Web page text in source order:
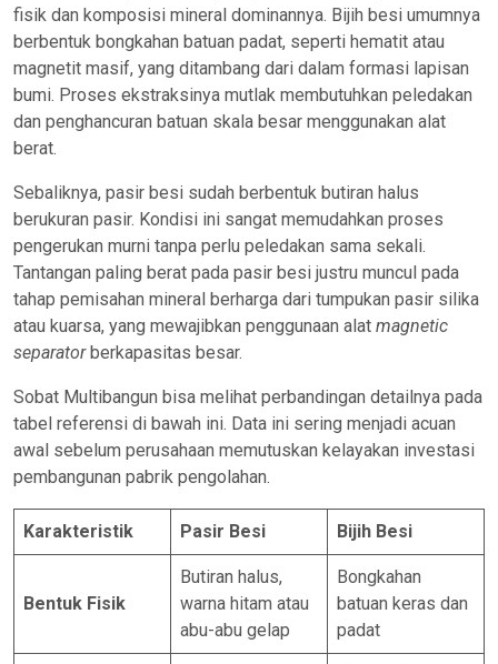
fisik dan komposisi mineral dominannya. Bijih besi umumnya
berbentuk bongkahan batuan padat, seperti hematit atau
magnetit masif, yang ditambang dari dalam formasi lapisan
bumi. Proses ekstraksinya mutlak membutuhkan peledakan
dan penghancuran batuan skala besar menggunakan alat
berat.
Sebaliknya, pasir besi sudah berbentuk butiran halus
berukuran pasir. Kondisi ini sangat memudahkan proses
pengerukan murni tanpa perlu peledakan sama sekali.
Tantangan paling berat pada pasir besi justru muncul pada
tahap pemisahan mineral berharga dari tumpukan pasir silika
atau kuarsa, yang mewajibkan penggunaan alat magnetic
separatorberkapasitas besar.
Sobat Multibangun bisa melihat perbandingan detailnya pada
tabel referensi di bawah ini. Data ini sering menjadi acuan
awal sebelum perusahaan memutuskan kelayakan investasi
pembangunan pabrik pengolahan.
Karakteristik Pasir Besi Bijih Besi
Bentuk Fisik
Butiran halus,
warna hitam atau
abu-abu gelap
Bongkahan
batuan keras dan
padat